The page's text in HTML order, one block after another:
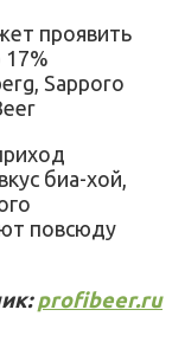
проявить
17%
Sapporo
биа-хой,
повсюду
profibeer.ru